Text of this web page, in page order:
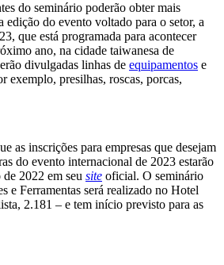
do seminário poderão obter mais
edição do evento voltado para o setor, a
que está programada para acontecer
ano, na cidade taiwanesa de
divulgadas linhas de equipamentos e
exemplo, presilhas, roscas, porcas,
as inscrições para empresas que desejam
do evento internacional de 2023 estarão
de 2022 em seu site oficial. O seminário
e Ferramentas será realizado no Hotel
2.181 – e tem início previsto para as